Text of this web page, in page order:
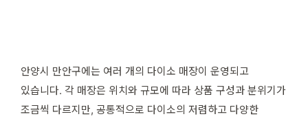
안양시 만안구에는 여러 개의 다이소 매장이 운영되고
있습니다. 각 매장은 위치와 규모에 따라 상품 구성과 분위기가
조금씩 다르지만, 공통적으로 다이소의 저렴하고 다양한